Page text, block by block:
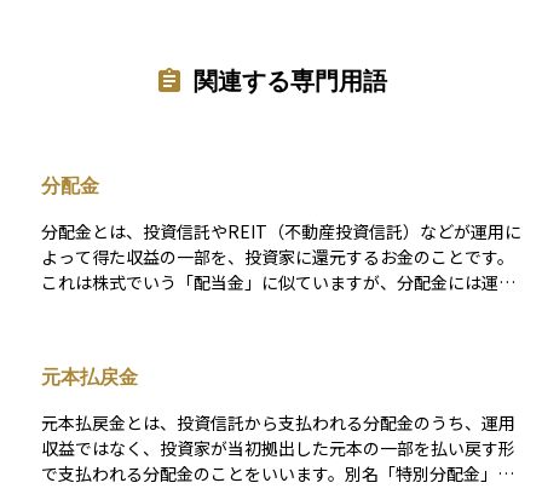
関連する専門用語
分配金
分配金とは、投資信託やREIT（不動産投資信託）などが運用に
よって得た収益の一部を、投資家に還元するお金のことです。
これは株式でいう「配当金」に似ていますが、分配金には運用
頻度は投資信託の商品ごとに異なり、毎月、半年ごと、年に一
度などさまざまです。投資初心者にとっては、「お金が戻って
くる」という安心感がありますが、長期的な資産形成を考える
うえでは、分配金の出し方やその内容をしっかり理解すること
が大切です。
元本払戻金
元本払戻金とは、投資信託から支払われる分配金のうち、運用
収益ではなく、投資家が当初拠出した元本の一部を払い戻す形
で支払われる分配金のことをいいます。別名「特別分配金」と